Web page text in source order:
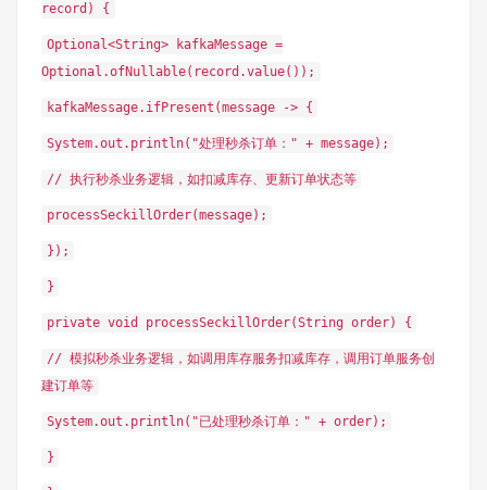
record) {
Optional<String> kafkaMessage =
Optional.ofNullable(record.value());
kafkaMessage.ifPresent(message -> {
System.out.println("处理秒杀订单：" + message);
// 执行秒杀业务逻辑，如扣减库存、更新订单状态等
processSeckillOrder(message);
});
}
private void processSeckillOrder(String order) {
// 模拟秒杀业务逻辑，如调用库存服务扣减库存，调用订单服务创
建订单等
System.out.println("已处理秒杀订单：" + order);
}